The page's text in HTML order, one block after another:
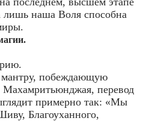
лишь наша Воля способна
побеждающую
перевод
примерно так: «Мы
Благоуханного,